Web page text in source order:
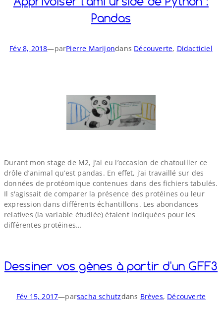
Pandas
Fév 8, 2018—parPierre Marijondans Découverte, Didacticiel
Durant mon stage de M2, j’ai eu l’occasion de chatouiller ce
drôle d’animal qu’est pandas. En effet, j’ai travaillé sur des
données de protéomique contenues dans des fichiers tabulés.
Il s'agissait de comparer la présence des protéines ou leur
expression dans différents échantillons. Les abondances
relatives (la variable étudiée) étaient indiquées pour les
différentes protéines…
Dessiner vos gènes à partir d'un GFF3
Fév 15, 2017—parsacha schutzdans Brèves, Découverte